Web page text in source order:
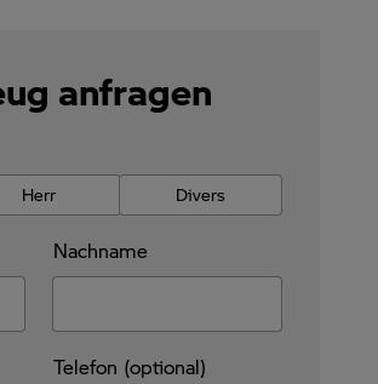
anfragen
Herr Divers
Nachname
Telefon (optional)